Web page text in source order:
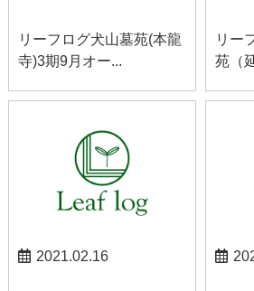
リーフログ犬山墓苑(本龍
寺)3期9月オー...
リー
苑（
2021.02.16